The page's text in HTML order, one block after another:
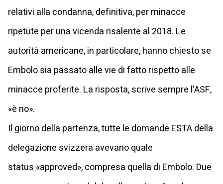
relativi alla condanna, definitiva, per minacce
ripetute per una vicenda risalente al 2018. Le
autorità americane, in particolare, hanno chiesto se
Embolo sia passato alle vie di fatto rispetto alle
minacce proferite. La risposta, scrive sempre l'ASF,
«è no».
Il giorno della partenza, tutte le domande ESTA della
delegazione svizzera avevano quale
status «approved», compresa quella di Embolo. Due